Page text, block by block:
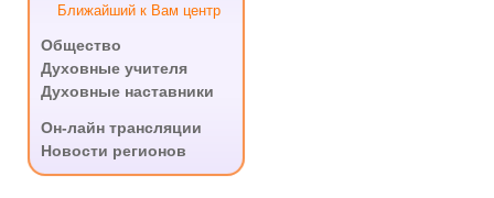
Ближайший к Вам центр
Общество
Духовные учителя
Духовные наставники
Он-лайн трансляции
Новости регионов